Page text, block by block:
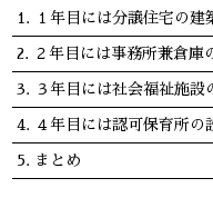
１年目には分譲住宅の
２年目には事務所兼倉庫
３年目には社会福祉施
４年目には認可保育所の
まとめ